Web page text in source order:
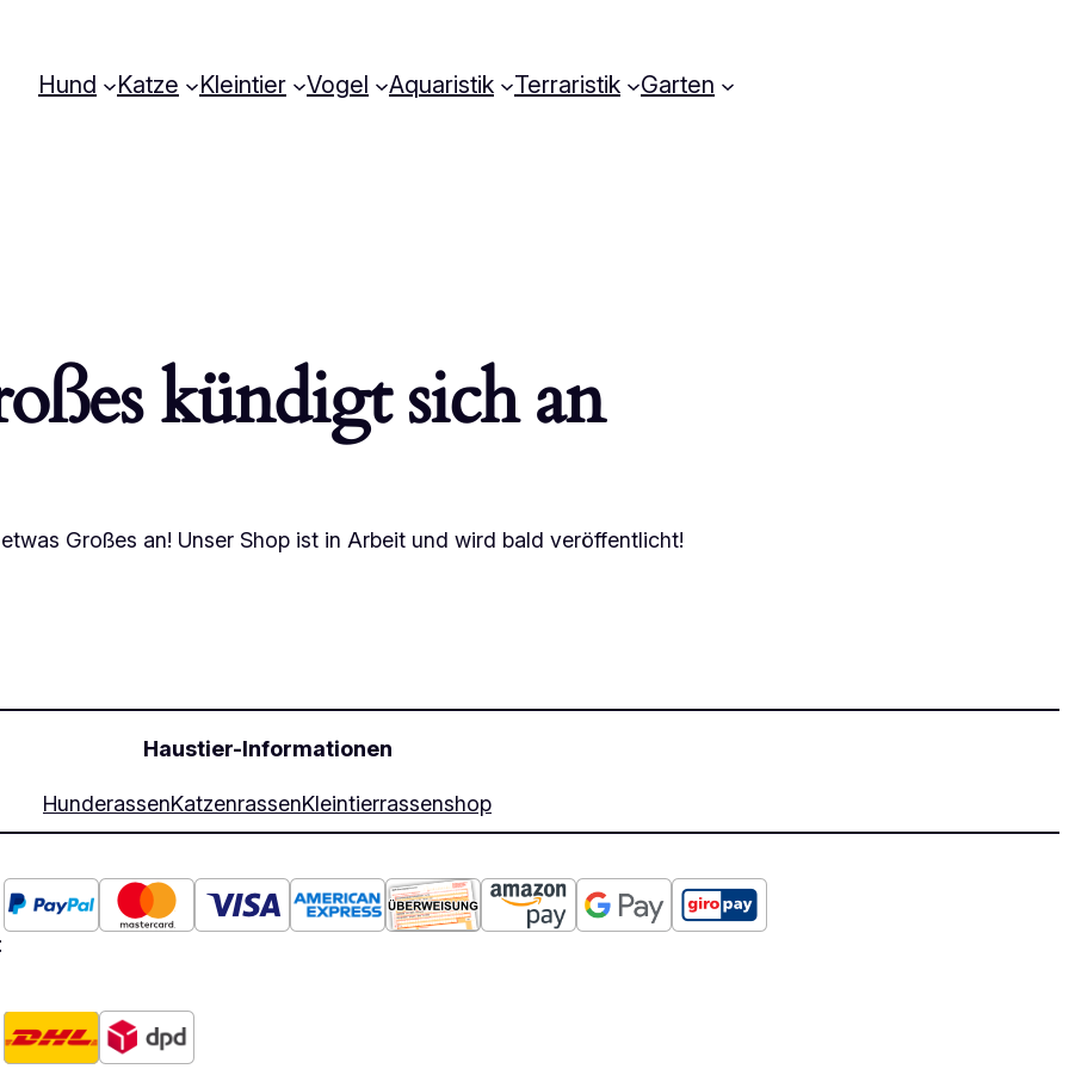
Hund Katze Kleintier Vogel Aquaristik Terraristik Garten
kündigt sich an
Großes an! Unser Shop ist in Arbeit und wird bald veröffentlicht!
Haustier-Informationen
HunderassenKatzenrassenKleintierrassenshop